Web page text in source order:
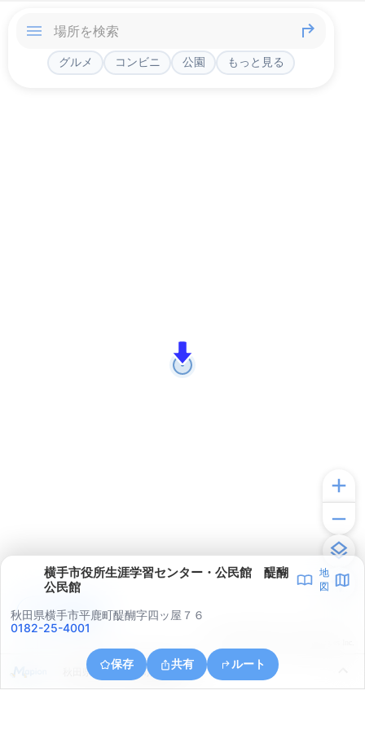
グルメ コンビニ 公園 もっと見る
横手市役所生涯学習センター・公民館 醍醐
公民館
地
図
秋田県横手市平鹿町醍醐字四ッ屋７６
0182-25-4001
保存 共有 ルート
秋田県横手市平鹿町醍醐館ノ山
アプリで見る